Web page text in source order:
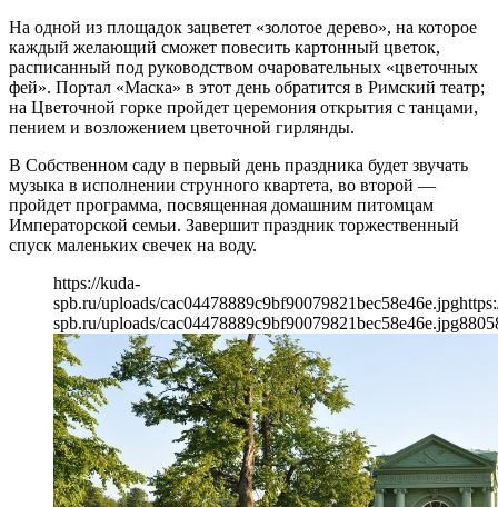
На одной из площадок зацветет «золотое дерево», на которое
каждый желающий сможет повесить картонный цветок,
расписанный под руководством очаровательных «цветочных
фей». Портал «Маска» в этот день обратится в Римский театр;
на Цветочной горке пройдет церемония открытия с танцами,
пением и возложением цветочной гирлянды.
В Собственном саду в первый день праздника будет звучать
музыка в исполнении струнного квартета, во второй —
пройдет программа, посвященная домашним питомцам
Императорской семьи. Завершит праздник торжественный
спуск маленьких свечек на воду.
https://kuda-
spb.ru/uploads/cac04478889c9bf90079821bec58e46e.jpg
spb.ru/uploads/cac04478889c9bf90079821bec58e46e.jpg880